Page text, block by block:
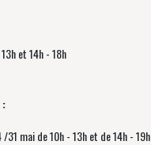
et 14h - 18h
:
mai de 10h - 13h et de 14h - 19h